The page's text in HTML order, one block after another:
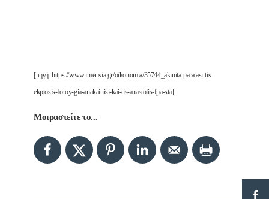
[πηγή: https://www.imerisia.gr/oikonomia/35744_akinita-paratasi-tis-
ekptosis-foroy-gia-anakainisi-kai-tis-anastolis-fpa-sta]
Μοιραστείτε το...